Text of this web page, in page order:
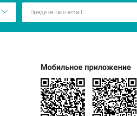
Мобильное приложение